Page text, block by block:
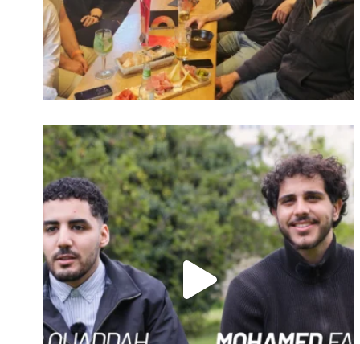
Charger plus Suivre sur Instagram
oublié ?